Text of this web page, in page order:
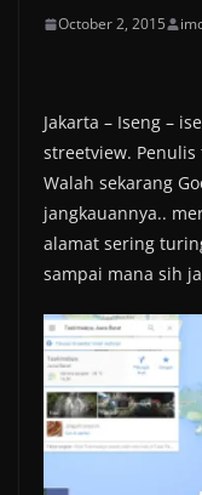
October 2, 2015
Jakarta – Iseng –
streetview.
Walah sekarang
jangkauannya..
alamat sering
sampai mana sih